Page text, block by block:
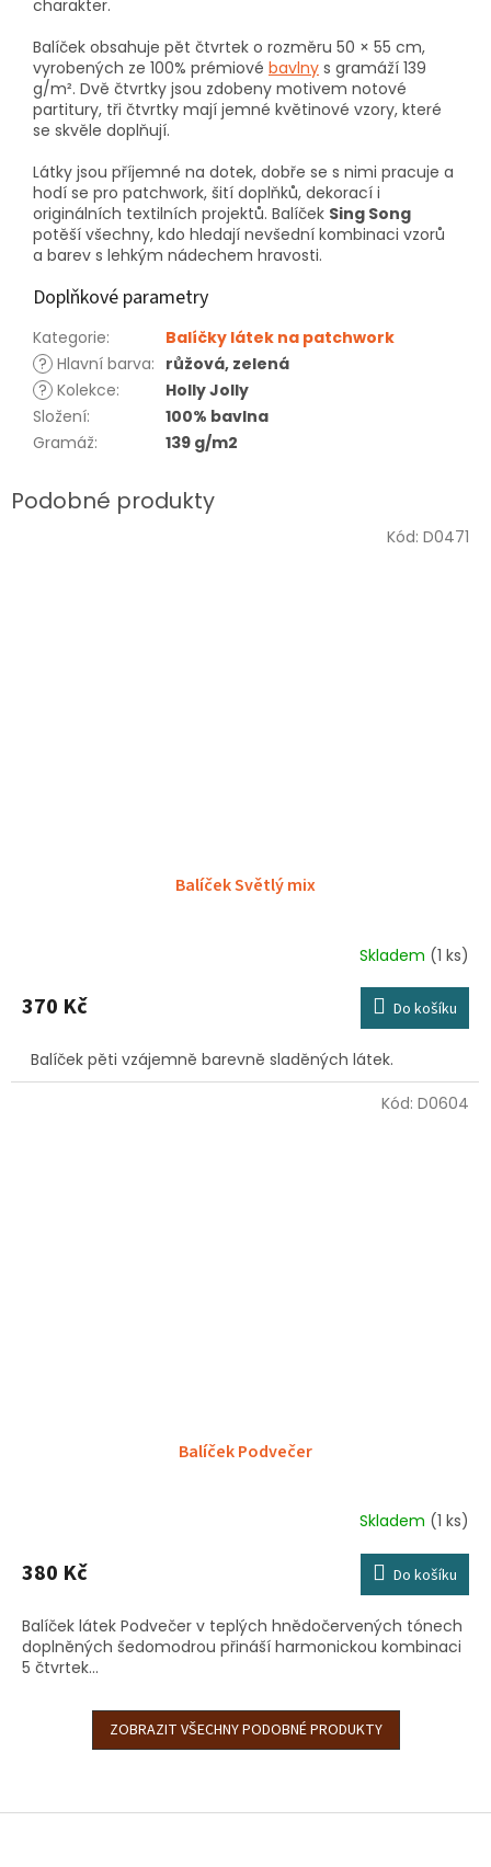
charakter.
Balíček obsahuje pět čtvrtek o rozměru 50 × 55 cm,
vyrobených ze 100% prémiové bavlny s gramáží 139
g/m². Dvě čtvrtky jsou zdobeny motivem notové
partitury, tři čtvrtky mají jemné květinové vzory, které
se skvěle doplňují.
Látky jsou příjemné na dotek, dobře se s nimi pracuje a
hodí se pro patchwork, šití doplňků, dekorací i
originálních textilních projektů. Balíček Sing Song
potěší všechny, kdo hledají nevšední kombinaci vzorů
a barev s lehkým nádechem hravosti.
Doplňkové parametry
Kategorie:
Balíčky látek na patchwork
? Hlavní barva: růžová, zelená
? Kolekce:
Holly Jolly
Složení:
100% bavlna
Gramáž: 139 g/m2
Balíček Světlý mix
Skladem (1 ks)
370 Kč Do košíku
Balíček pěti vzájemně barevně sladěných látek.
Kód: D0471
Balíček Podvečer
Skladem (1 ks)
380 Kč Do košíku
Balíček látek Podvečer v teplých hnědočervených tónech
doplněných šedomodrou přináší harmonickou kombinaci
5 čtvrtek...
Kód: D0604
ZOBRAZIT VŠECHNY PODOBNÉ PRODUKTY
Z